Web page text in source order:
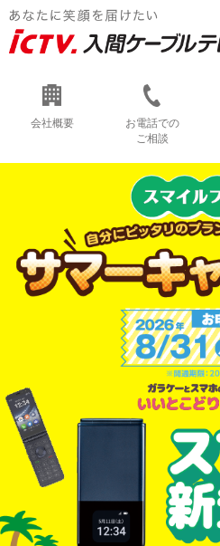
会社概要
お電話での
ご相談